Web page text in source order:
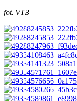
fot. VTB